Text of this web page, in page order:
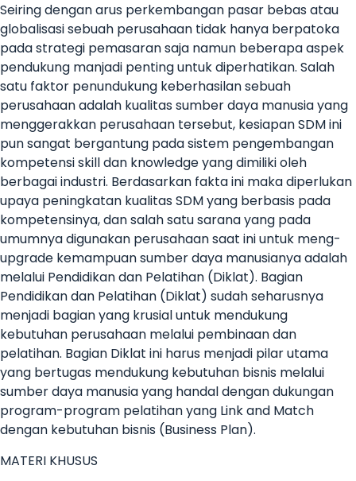
Seiring dengan arus perkembangan pasar bebas atau
globalisasi sebuah perusahaan tidak hanya berpatoka
pada strategi pemasaran saja namun beberapa aspek
pendukung manjadi penting untuk diperhatikan. Salah
satu faktor penundukung keberhasilan sebuah
perusahaan adalah kualitas sumber daya manusia yang
menggerakkan perusahaan tersebut, kesiapan SDM ini
pun sangat bergantung pada sistem pengembangan
kompetensi skill dan knowledge yang dimiliki oleh
berbagai industri. Berdasarkan fakta ini maka diperlukan
upaya peningkatan kualitas SDM yang berbasis pada
kompetensinya, dan salah satu sarana yang pada
umumnya digunakan perusahaan saat ini untuk meng-
upgrade kemampuan sumber daya manusianya adalah
melalui Pendidikan dan Pelatihan (Diklat). Bagian
Pendidikan dan Pelatihan (Diklat) sudah seharusnya
menjadi bagian yang krusial untuk mendukung
kebutuhan perusahaan melalui pembinaan dan
pelatihan. Bagian Diklat ini harus menjadi pilar utama
yang bertugas mendukung kebutuhan bisnis melalui
sumber daya manusia yang handal dengan dukungan
program-program pelatihan yang Link and Match
dengan kebutuhan bisnis (Business Plan).
MATERI KHUSUS